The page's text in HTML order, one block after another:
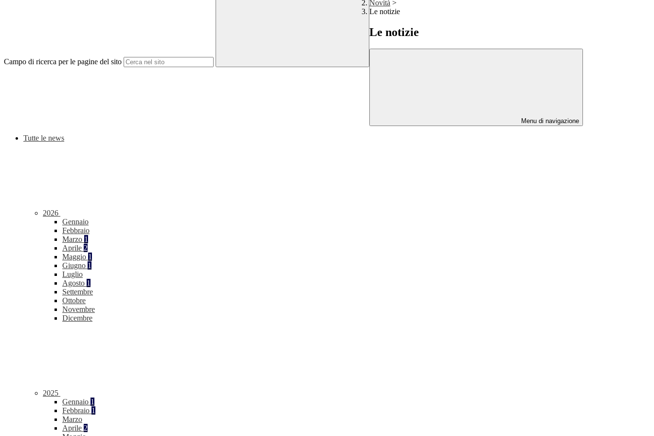
Campo di ricerca per le pagine del sito
Novità >
Le notizie
Le notizie
Menu di navigazione
Tutte le news
2026
Gennaio
Febbraio
Marzo 1
Aprile 2
Maggio 1
Giugno 1
Luglio
Agosto 1
Settembre
Ottobre
Novembre
Dicembre
2025
Gennaio 1
Febbraio 1
Marzo
Aprile 2